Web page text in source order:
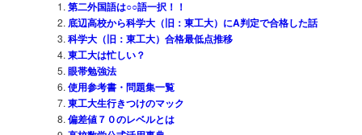
第二外国語は○○語一択！！
底辺高校から科学大（旧：東工大）にA判定で合格した話
科学大（旧：東工大）合格最低点推移
東工大は忙しい？
眼帯勉強法
使用参考書・問題集一覧
東工大生行きつけのマック
偏差値７０のレベルとは